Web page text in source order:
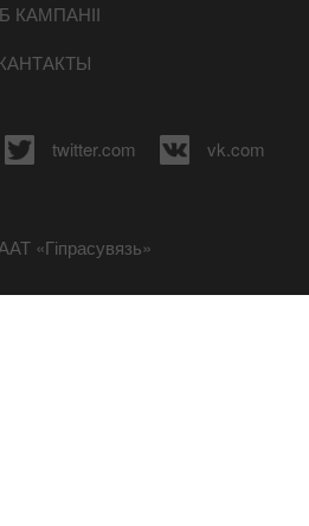
КАМПАНІІ
twitter.com vk.com
«Гіпрасувязь»